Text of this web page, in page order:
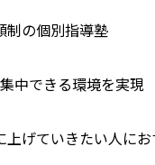
制の個別指導塾
中できる環境を実現
げていきたい人にお